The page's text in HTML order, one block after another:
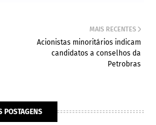
MAIS RECENTES
Acionistas minoritários indicam
candidatos a conselhos da
Petrobras
POSTAGENS